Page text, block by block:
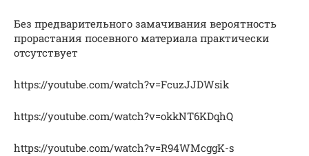
Без предварительного замачивания вероятность
прорастания посевного материала практически
отсутствует
https://youtube.com/watch?v=FcuzJJDWsik
https://youtube.com/watch?v=okkNT6KDqhQ
https://youtube.com/watch?v=R94WMcggK-s